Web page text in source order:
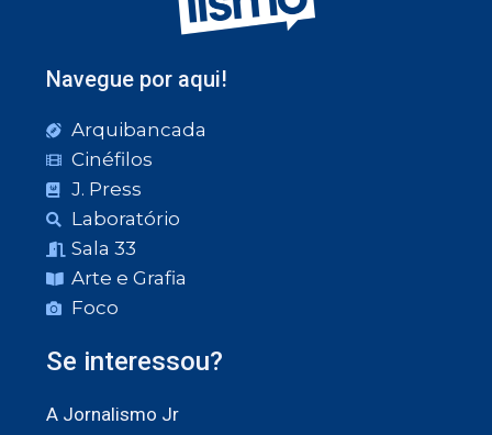
Navegue por aqui!
Arquibancada
Cinéfilos
J. Press
Laboratório
Sala 33
Arte e Grafia
Foco
Se interessou?
A Jornalismo Jr